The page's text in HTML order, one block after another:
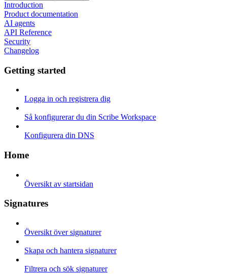
Introduction
Product documentation
AI agents
API Reference
Security
Changelog
Getting started
Logga in och registrera dig
Så konfigurerar du din Scribe Workspace
Konfigurera din DNS
Home
Översikt av startsidan
Signatures
Översikt över signaturer
Skapa och hantera signaturer
Filtrera och sök signaturer